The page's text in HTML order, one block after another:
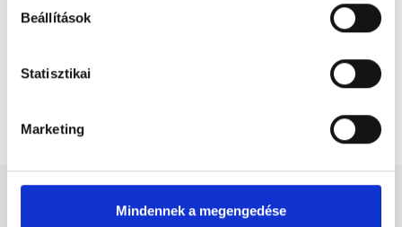
Beállítások
Statisztikai
Marketing
Mindennek a megengedése
Jóindulatú, nem pigmentált bőrelváltozás eltávolítása